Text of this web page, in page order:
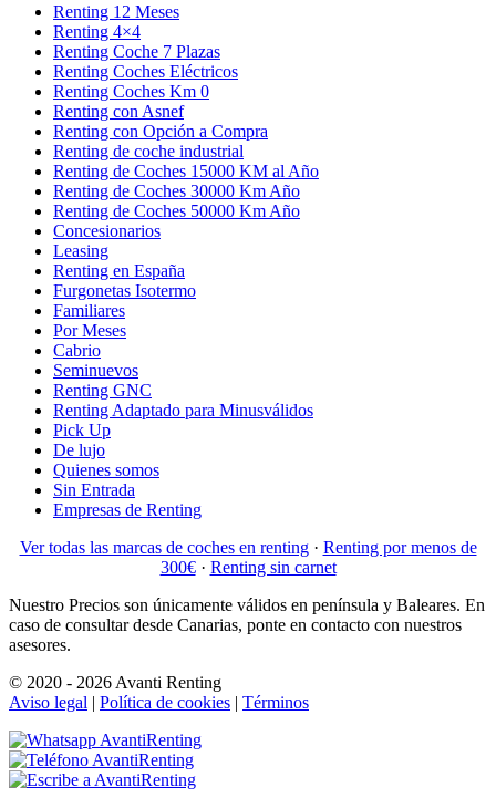
Renting 12 Meses
Renting 4×4
Renting Coche 7 Plazas
Renting Coches Eléctricos
Renting Coches Km 0
Renting con Asnef
Renting con Opción a Compra
Renting de coche industrial
Renting de Coches 15000 KM al Año
Renting de Coches 30000 Km Año
Renting de Coches 50000 Km Año
Concesionarios
Leasing
Renting en España
Furgonetas Isotermo
Familiares
Por Meses
Cabrio
Seminuevos
Renting GNC
Renting Adaptado para Minusválidos
Pick Up
De lujo
Quienes somos
Sin Entrada
Empresas de Renting
Ver todas las marcas de coches en renting· Renting por menos de
300€· Renting sin carnet
Nuestro Precios son únicamente válidos en península y Baleares. En
caso de consultar desde Canarias, ponte en contacto con nuestros
asesores.
© 2020 - 2026 Avanti Renting
Aviso legal | Política de cookies | Términos